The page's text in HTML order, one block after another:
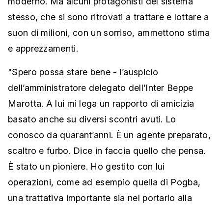
stesso, che si sono ritrovati a trattare e lottare a
suon di milioni, con un sorriso, ammettono stima
e apprezzamenti.
"Spero possa stare bene - l’auspicio
dell’amministratore delegato dell’Inter Beppe
Marotta. A lui mi lega un rapporto di amicizia
basato anche su diversi scontri avuti. Lo
conosco da quarant’anni. È un agente preparato,
scaltro e furbo. Dice in faccia quello che pensa.
È stato un pioniere. Ho gestito con lui
operazioni, come ad esempio quella di Pogba,
una trattativa importante sia nel portarlo alla